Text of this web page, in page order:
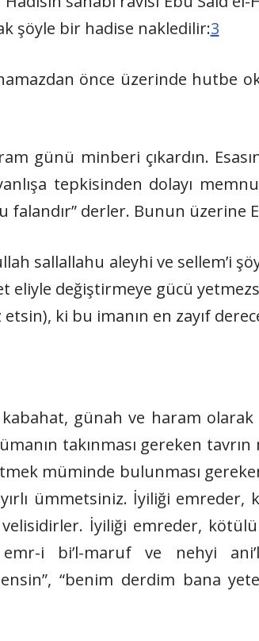
şöyle bir hadise nakledilir:3
önce üzerinde hutbe
günü minberi çıkardın.
tepkisinden dolayı
falandır” derler. Bunun üzerine
sallallahu aleyhi ve sellem’i
değiştirmeye gücü
ki bu imanın en zayıf
kabahat, günah ve haram
takınması gereken
müminde bulunması
ümmetsiniz. İyiliği
İyiliği emreder,
i bi’l-maruf ve nehyi
“benim derdim bana